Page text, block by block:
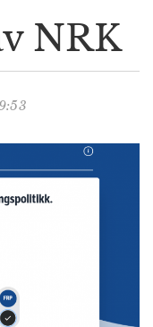
NRK